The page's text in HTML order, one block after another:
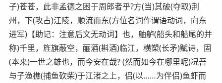
子)苍苍，此非孟德之困于周郎者乎?方(当)其破(夺取)荆
州，下(攻占)江陵，顺流而东(方位名词作谓语动词，向东
进军)【助记：注意后文无动词】也，舳舻(船头和船尾的并
称)千里，旌旗蔽空，酾酒(斟酒)临江，横槊(长矛)赋诗，固
(本来)一世之雄也，而今安在哉? (然而如今在哪里呢)况吾
与子渔樵(捕鱼砍柴)于江渚之上，侣(以……为伴侣)鱼虾而